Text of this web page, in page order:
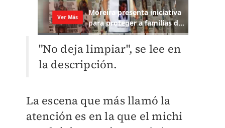
"No deja limpiar", se lee en
la descripción.
La escena que más llamó la
atención es en la que el michi